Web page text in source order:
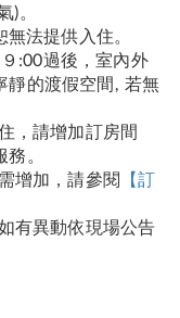
)。
法提供入住。
:00過後，室內外
靜的渡假空間, 若無
，請增加訂房間
。
增加，請參閱 【訂
有異動依現場公告